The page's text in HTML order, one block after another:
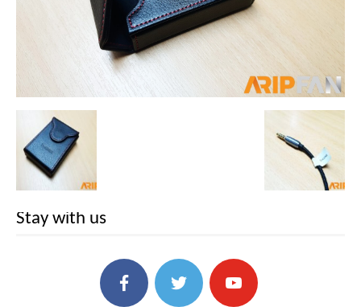
Stay with us